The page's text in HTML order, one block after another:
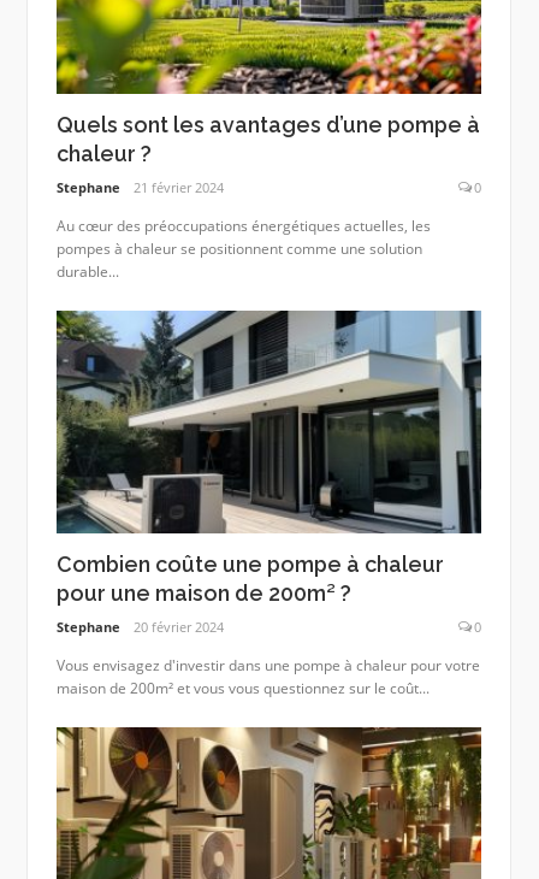
Quels sont les avantages d’une pompe à
chaleur ?
Stephane 21 février 2024 0
Au cœur des préoccupations énergétiques actuelles, les
pompes à chaleur se positionnent comme une solution
durable...
Combien coûte une pompe à chaleur
pour une maison de 200m² ?
Stephane 20 février 2024 0
Vous envisagez d'investir dans une pompe à chaleur pour votre
maison de 200m² et vous vous questionnez sur le coût...